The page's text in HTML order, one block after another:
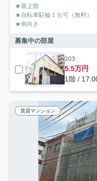
★最上階
★自転車駐輪１台可（無料）
★南向き
募集中の部屋
203
5.5万円
1階 /
賃貸マンション